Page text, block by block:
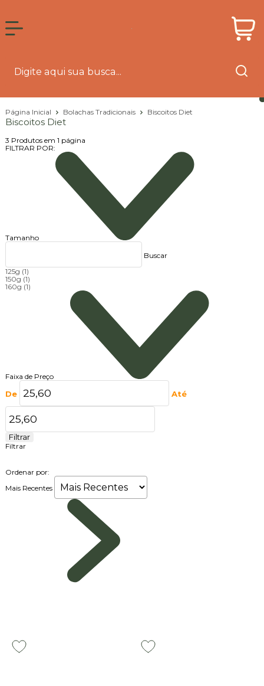
Página Inicial Bolachas Tradicionais Biscoitos Diet
Biscoitos Diet
3 Produtos em 1 página
FILTRAR POR:
Tamanho
Buscar
125g (1)
150g (1)
160g (1)
Faixa de Preço
De Até
Filtrar
Filtrar
Ordenar por:
Mais Recentes